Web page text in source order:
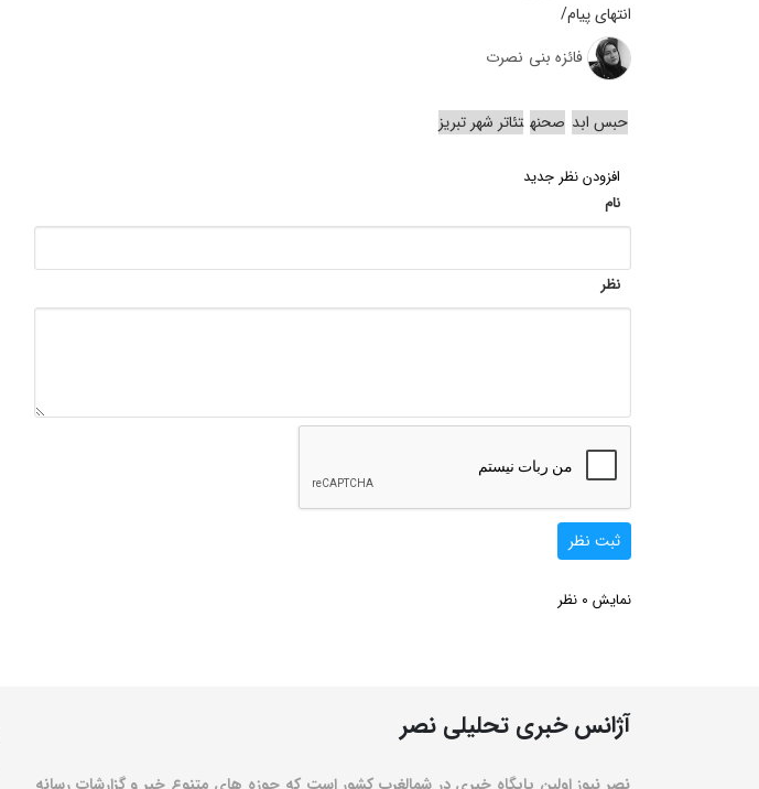
انتهای پیام/
فائزه بنی نصرت
حبس ابد صحنه تئاتر شهر تبریز
افزودن نظر جدید
نام
نظر
ثبت نظر
نمایش 0 نظر
آژانس خبری تحلیلی نصر